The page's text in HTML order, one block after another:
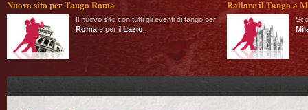
Nuovo sito per Tango Roma
Il nuovo sito con tutti gli eventi di tango per
Roma e per il Lazio
Ballare il Tango a